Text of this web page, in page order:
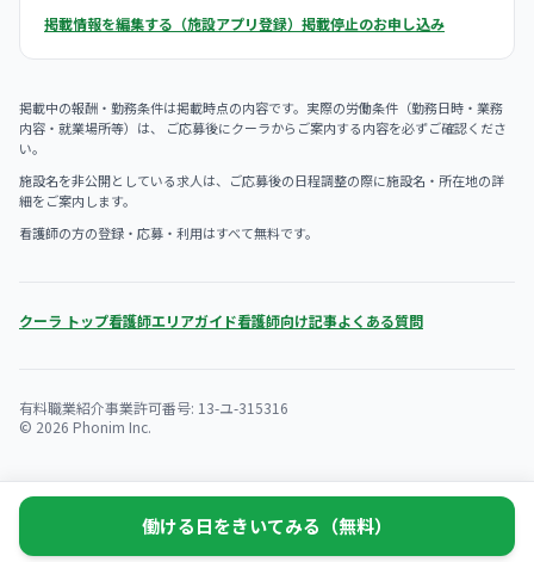
掲載情報を編集する（施設アプリ登録） 掲載停止のお申し込み
掲載中の報酬・勤務条件は掲載時点の内容です。実際の労働条件（勤務日時・業務
内容・就業場所等）は、 ご応募後にクーラからご案内する内容を必ずご確認くださ
い。
施設名を非公開としている求人は、ご応募後の日程調整の際に施設名・所在地の詳
細をご案内します。
看護師の方の登録・応募・利用はすべて無料です。
クーラ トップ看護師エリアガイド看護師向け記事よくある質問
有料職業紹介事業許可番号: 13-ユ-315316
© 2026 Phonim Inc.
働ける日をきいてみる（無料）